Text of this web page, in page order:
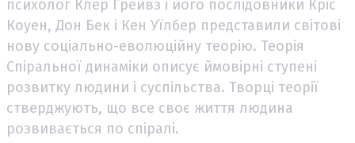
психолог Клер Грейвз і його послідовники Кріс
Коуен, Дон Бек і Кен Уїлбер представили світові
нову соціально-еволюційну теорію. Теорія
Спіральної динаміки описує ймовірні ступені
розвитку людини і суспільства. Творці теорії
стверджують, що все своє життя людина
розвивається по спіралі.